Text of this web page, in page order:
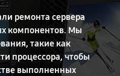
ремонта сервера
компонентов. Мы
такие как
процессора, чтобы
выполненных